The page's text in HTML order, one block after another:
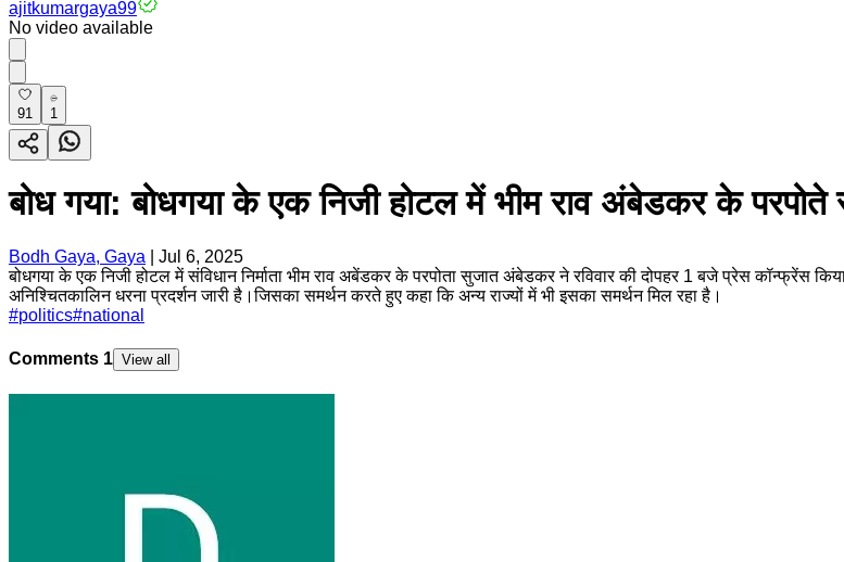
ajitkumargaya99
No video available
91 1
बोध गया: बोधगया के एक निजी होटल में भीम राव अंबेडकर के
Bodh Gaya, Gaya
Jul 6, 2025
बोधगया के एक निजी होटल में संविधान निर्माता भीम राव अबेंडकर के परपोता सुजात अंबेडकर ने रविवार की दोपहर 1 बजे प्रेस कॉन्फ्रेंस
अनिश्चितकालिन धरना प्रदर्शन जारी है।जिसका समर्थन करते हुए कहा कि अन्य राज्यों में भी इसका समर्थन मिल रहा है।
#politics#national
Comments 1 View all